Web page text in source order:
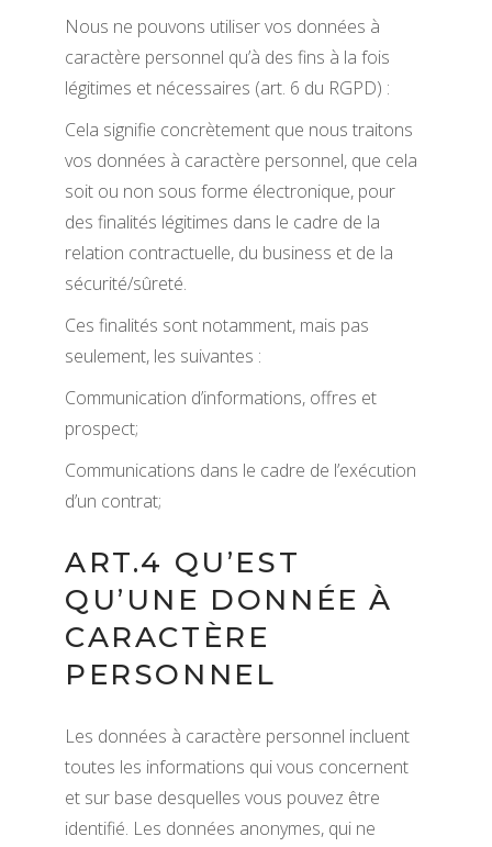
Nous ne pouvons utiliser vos données à
caractère personnel qu’à des fins à la fois
légitimes et nécessaires (art. 6 du RGPD) :
Cela signifie concrètement que nous traitons
vos données à caractère personnel, que cela
soit ou non sous forme électronique, pour
des finalités légitimes dans le cadre de la
relation contractuelle, du business et de la
sécurité/sûreté.
Ces finalités sont notamment, mais pas
seulement, les suivantes :
Communication d’informations, offres et
prospect;
Communications dans le cadre de l’exécution
d’un contrat;
ART.4 QU’EST
QU’UNE DONNÉE À
CARACTÈRE
PERSONNEL
Les données à caractère personnel incluent
toutes les informations qui vous concernent
et sur base desquelles vous pouvez être
identifié. Les données anonymes, qui ne